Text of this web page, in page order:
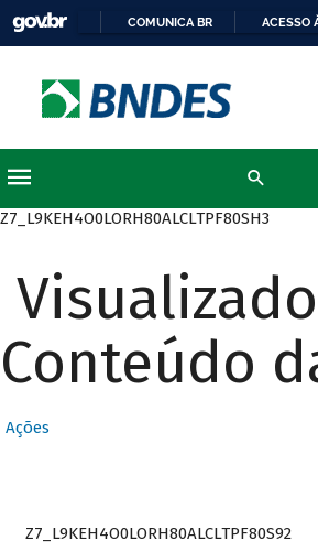
COMUNICA BR ACESSO
Z7_L9KEH4O0LORH80ALCLTPF80SH3
Conteúdo
Ações
Z7_L9KEH4O0LORH80ALCLTPF80S92